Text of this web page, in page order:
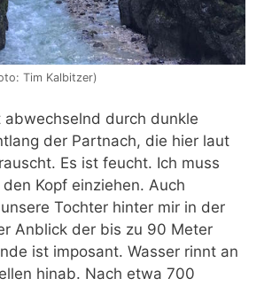
Tim Kalbitzer)
abwechselnd durch dunkle
der Partnach, die hier laut
Es ist feucht. Ich muss
Kopf einziehen. Auch
Tochter hinter mir in der
Anblick der bis zu 90 Meter
ist imposant. Wasser rinnt an
hinab. Nach etwa 700